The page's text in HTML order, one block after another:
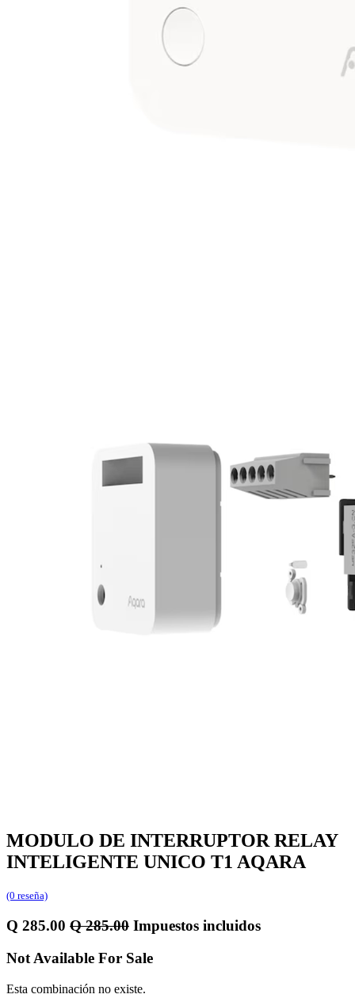
MODULO DE INTERRUPTOR RELAY
INTELIGENTE UNICO T1 AQARA
(0 reseña)
Q 285.00 Q285.00 Impuestos incluidos
Not Available For Sale
Esta combinación no existe.